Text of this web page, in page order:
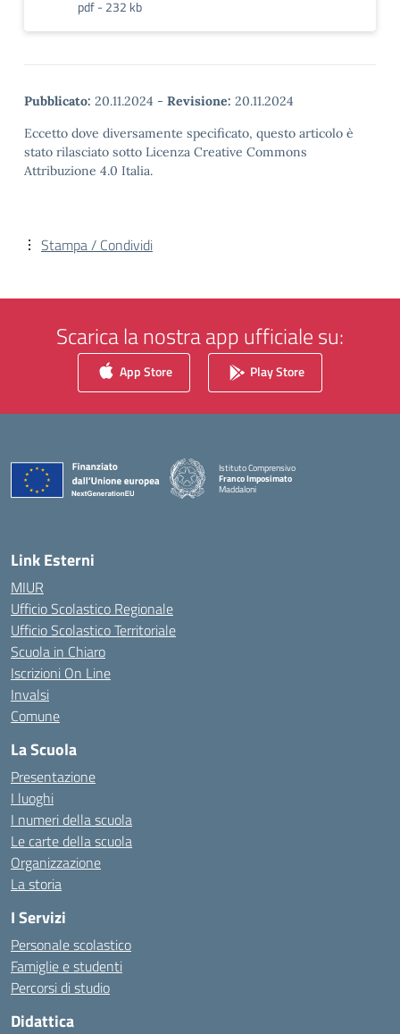
pdf - 232 kb
Pubblicato: 20.11.2024 - Revisione: 20.11.2024
Eccetto dove diversamente specificato, questo articolo è
stato rilasciato sotto Licenza Creative Commons
Attribuzione 4.0 Italia.
Stampa / Condividi
Scarica la nostra app ufficiale su:
App Store Play Store
Istituto Comprensivo
Franco Imposimato
Maddaloni
Link Esterni
MIUR
Ufficio Scolastico Regionale
Ufficio Scolastico Territoriale
Scuola in Chiaro
Iscrizioni On Line
Invalsi
Comune
La Scuola
Presentazione
I luoghi
I numeri della scuola
Le carte della scuola
Organizzazione
La storia
I Servizi
Personale scolastico
Famiglie e studenti
Percorsi di studio
Didattica